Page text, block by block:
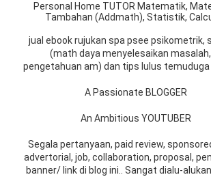
Personal Home TUTOR Matematik,
Tambahan (Addmath), Statistik,
jual ebook rujukan spa psee psikometrik,
(math daya menyelesaikan masalah,
pengetahuan am) dan tips lulus temuduga
A Passionate BLOGGER
An Ambitious YOUTUBER
Segala pertanyaan, paid review,
advertorial, job, collaboration, proposal,
banner/ link di blog ini.. Sangat dialu-